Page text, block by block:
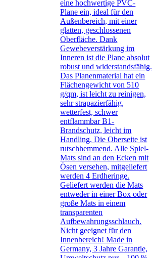
eine hochwertige PVC-
Plane ein, ideal für den
Außenbereich, mit einer
glatten, geschlossenen
Oberfläche. Dank
Gewebeverstärkung im
Inneren ist die Plane absolut
robust und widerstandsfähig.
Das Planenmaterial hat ein
Flächengewicht von 510
g/qm, ist leicht zu reinigen,
sehr strapazierfähig,
wetterfest, schwer
entflammbar B1-
Brandschutz, leicht im
Handling. Die Oberseite ist
rutschhemmend. Alle Spiel-
Mats sind an den Ecken mit
Ösen versehen, mitgeliefert
werden 4 Erdheringe.
Geliefert werden die Mats
entweder in einer Box oder
große Mats in einem
transparenten
Aufbewahrungsschlauch.
Nicht geeignet für den
Innenbereich! Made in
Germany, 3 Jahre Garantie,